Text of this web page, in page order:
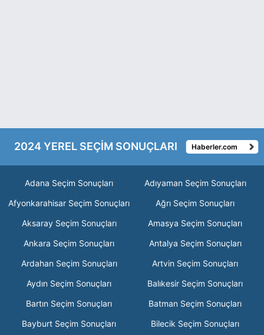
2024 YEREL SEÇİM SONUÇLARI Haberler.com
Adana Seçim Sonuçları
Adıyaman Seçim Sonuçları
Afyonkarahisar Seçim Sonuçları
Ağrı Seçim Sonuçları
Aksaray Seçim Sonuçları
Amasya Seçim Sonuçları
Ankara Seçim Sonuçları
Antalya Seçim Sonuçları
Ardahan Seçim Sonuçları
Artvin Seçim Sonuçları
Aydın Seçim Sonuçları
Balıkesir Seçim Sonuçları
Bartın Seçim Sonuçları
Batman Seçim Sonuçları
Bayburt Seçim Sonuçları
Bilecik Seçim Sonuçları